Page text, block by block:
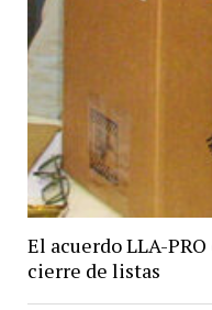
El acuerdo LLA-
cierre de listas